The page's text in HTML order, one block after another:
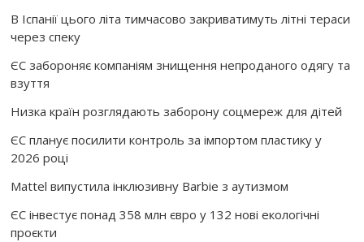
В Іспанії цього літа тимчасово закриватимуть літні тераси
через спеку
ЄС забороняє компаніям знищення непроданого одягу та
взуття
Низка країн розглядають заборону соцмереж для дітей
ЄС планує посилити контроль за імпортом пластику у
2026 році
Mattel випустила інклюзивну Barbie з аутизмом
ЄС інвестує понад 358 млн євро у 132 нові екологічні
проєкти